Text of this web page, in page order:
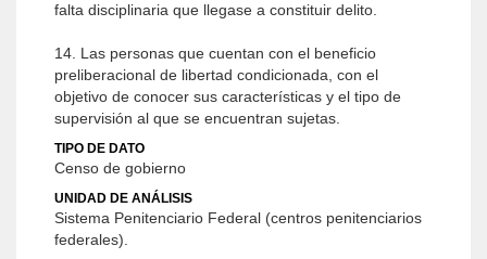
falta disciplinaria que llegase a constituir delito.
14. Las personas que cuentan con el beneficio
preliberacional de libertad condicionada, con el
objetivo de conocer sus características y el tipo de
supervisión al que se encuentran sujetas.
TIPO DE DATO
Censo de gobierno
UNIDAD DE ANÁLISIS
Sistema Penitenciario Federal (centros penitenciarios
federales).